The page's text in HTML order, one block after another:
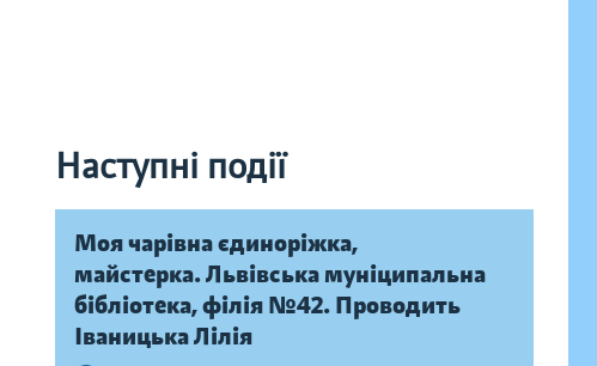
Наступні події
Моя чарівна єдиноріжка,
майстерка. Львівська муніципальна
бібліотека, філія №42. Проводить
Іваницька Лілія